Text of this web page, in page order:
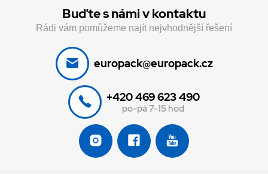
Buďte s námi v kontaktu
Rádi vám pomůžeme najít nejvhodnější řešení
europack@europack.cz
+420 469 623 490
po-pá 7-15 hod